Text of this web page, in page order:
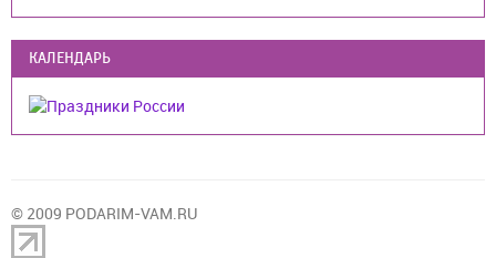
КАЛЕНДАРЬ
© 2009 PODARIM-VAM.RU